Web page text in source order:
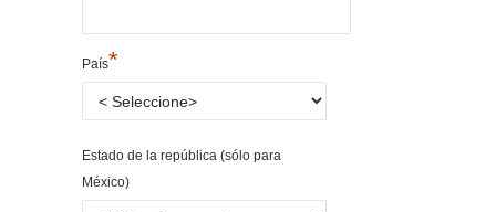
País*
Estado de la república (sólo para
México)